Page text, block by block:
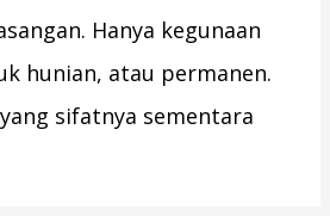
Hanya kegunaan
hunian, atau permanen.
sifatnya sementara